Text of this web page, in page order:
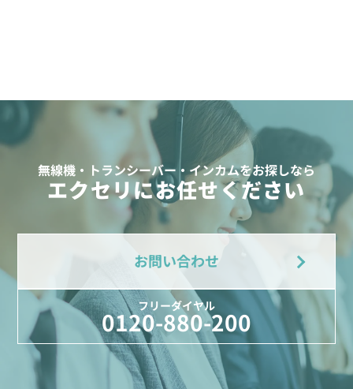
無線機・トランシーバー・インカムをお探しなら
エクセリにお任せください
お問い合わせ
フリーダイヤル
0120-880-200